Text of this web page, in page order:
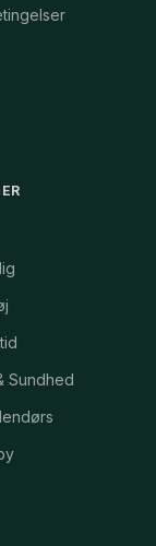
Sundhed